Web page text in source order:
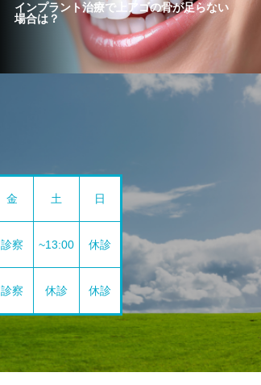
インプラント治療で上アゴの骨が足らない
場合は？
金 土 日
診察 ~13:00 休診
診察 休診 休診